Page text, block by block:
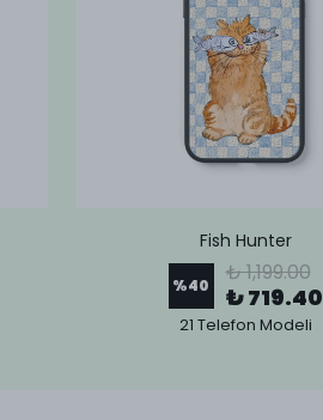
Fish Hunter
%40 ₺ 1,199.00
₺ 719.40
21 Telefon Modeli